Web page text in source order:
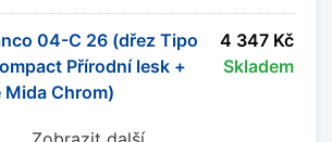
kuchyňských dřezů
04-C 26 (dřez Tipo
Přírodní lesk +
Mida Chrom)
4 347 Kč
Skladem